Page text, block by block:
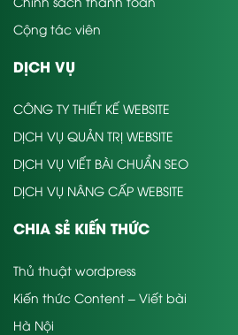
Cộng tác viên
DỊCH VỤ
CÔNG TY THIẾT KẾ WEBSITE
DỊCH VỤ QUẢN TRỊ WEBSITE
DỊCH VỤ VIẾT BÀI CHUẨN SEO
DỊCH VỤ NÂNG CẤP WEBSITE
CHIA SẺ KIẾN THỨC
Thủ thuật wordpress
Kiến thức Content – Viết bài
Hà Nội